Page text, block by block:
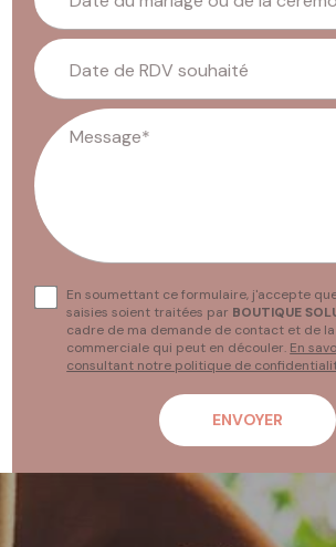
Date de RDV souhaité
Message*
En soumettant ce formulaire, j'accepte
saisies soient traitées par BOUTIQUE
cadre de ma demande de contact et de
commerciale qui peut en découler. En
consultant notre politique de